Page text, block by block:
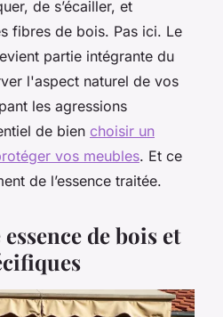
de s’écailler, et
fibres de bois. Pas ici. Le
partie intégrante du
l'aspect naturel de vos
les agressions
de bien choisir un
vos meubles. Et ce
de l’essence traitée.
de bois et